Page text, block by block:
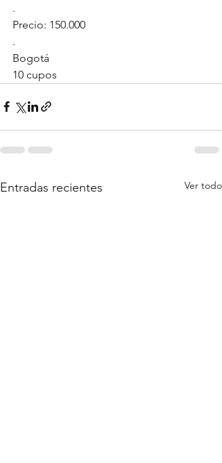
.
Precio: 150.000
.
Bogotá
10 cupos
Entradas recientes Ver todo